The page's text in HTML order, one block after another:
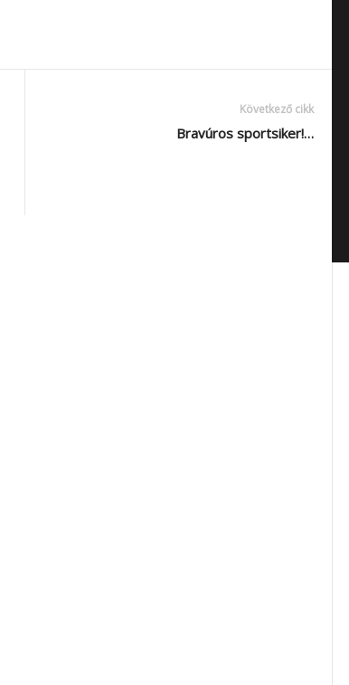
Következő cikk
Bravúros sportsiker!…